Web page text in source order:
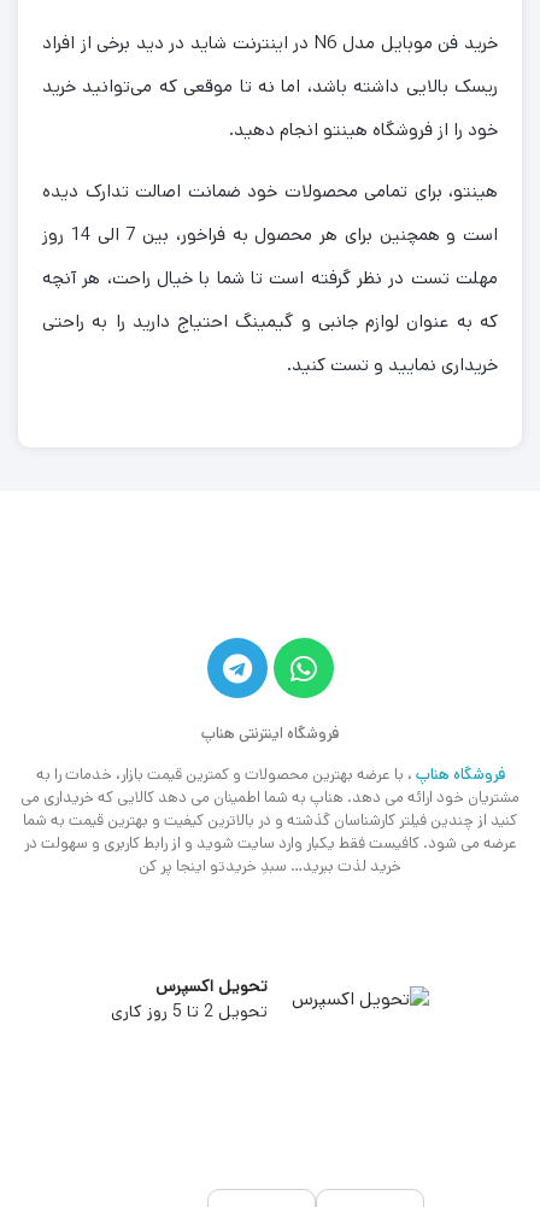
خرید فن موبایل مدل N6 در اینترنت شاید در دید برخی از افراد
ریسک بالایی داشته باشد، اما نه تا موقعی که می‌توانید خرید
خود را از فروشگاه هینتو انجام دهید.
هینتو، برای تمامی محصولات خود ضمانت اصالت تدارک دیده
است و همچنین برای هر محصول به فراخور، بین 7 الی 14 روز
مهلت تست در نظر گرفته است تا شما با خیال راحت، هر آنچه
که به عنوان لوازم جانبی و گیمینگ احتیاج دارید را به راحتی
خریداری نمایید و تست کنید.
فروشگاه اینترنتی هناپ
فروشگاه هناپ ، با عرضه بهترین محصولات و کمترین قیمت بازار، خدمات را به
مشتریان خود ارائه می دهد. هناپ به شما اطمینان می دهد کالایی که خریداری می
کنید از چندین فیلتر کارشناسان گذشته و در بالاترین کیفیت و بهترین قیمت به شما
عرضه می شود. کافیست فقط یکبار وارد سایت شوید و از رابط کاربری و سهولت در
خرید لذت ببرید… سبدِ خریدتو اینجا پر کن
تحویل اکسپرس
تحویل 2 تا 5 روز کاری